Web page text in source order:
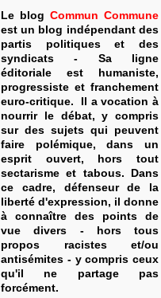
Le blog Commun Commune
est un blog indépendant des
partis politiques et des
syndicats - Sa ligne
éditoriale est humaniste,
progressiste et franchement
euro-critique. Il a vocation à
nourrir le débat, y compris
sur des sujets qui peuvent
faire polémique, dans un
esprit ouvert, hors tout
sectarisme et tabous. Dans
ce cadre, défenseur de la
liberté d'expression, il donne
à connaître des points de
vue divers - hors tous
propos racistes et/ou
antisémites - y compris ceux
qu'il ne partage pas
forcément.